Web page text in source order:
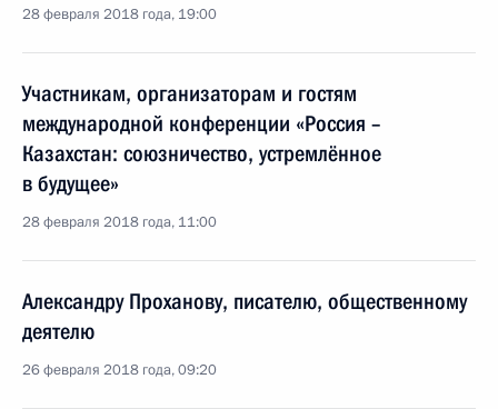
28 февраля 2018 года, 19:00
Участникам, организаторам и гостям
международной конференции «Россия –
Казахстан: союзничество, устремлённое
в будущее»
28 февраля 2018 года, 11:00
Александру Проханову, писателю, общественному
деятелю
26 февраля 2018 года, 09:20